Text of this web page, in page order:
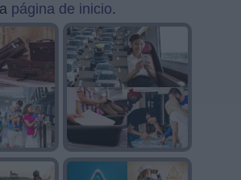
página de inicio.